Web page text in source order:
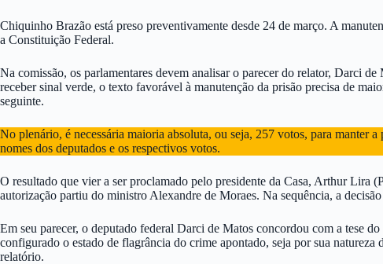
Chiquinho Brazão está preso preventivamente desde 24 de março. A
a Constituição Federal.
Na comissão, os parlamentares devem analisar o parecer do relator, Darci
receber sinal verde, o texto favorável à manutenção da prisão precisa de
seguinte.
No plenário, é necessária maioria absoluta, ou seja, 257 votos, para manter
nomes dos deputados e os respectivos votos.
O resultado que vier a ser proclamado pelo presidente da Casa, Arthur
autorização partiu do ministro Alexandre de Moraes. Na sequência, a
Em seu parecer, o deputado federal Darci de Matos concordou com a tese
configurado o estado de flagrância do crime apontado, seja por sua
relatório.